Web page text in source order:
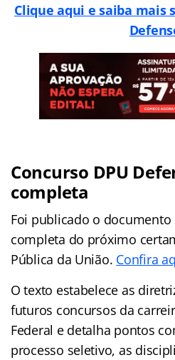
Clique aqui e saiba mais
Concurso DPU
completa
Foi publicado o
completa do próximo
Pública da União. Confira
O texto estabelece as
futuros concursos da
Federal e detalha pontos
processo seletivo, as